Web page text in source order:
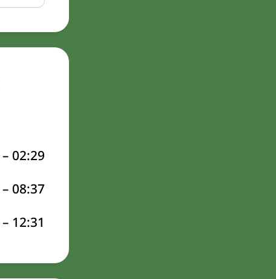
– 02:29
– 08:37
– 12:31